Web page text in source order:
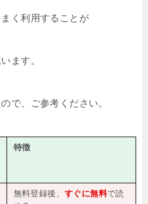
く利用することが
ます。
で、ご参考ください。
特徴
無料登録後、 すぐに無料で読